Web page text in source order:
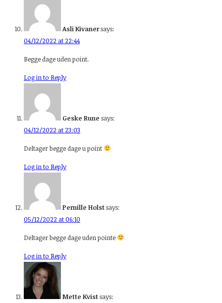
Asli Kivanersays:
04/12/2022 at 22:44
Begge dage uden point.
Log in to Reply
Geske Rune says:
04/12/2022 at 23:03
Deltager begge dage u point
Log in to Reply
Pernille Holstsays:
05/12/2022 at 06:10
Deltager begge dage uden pointe
Log in to Reply
Mette Kvistsays: